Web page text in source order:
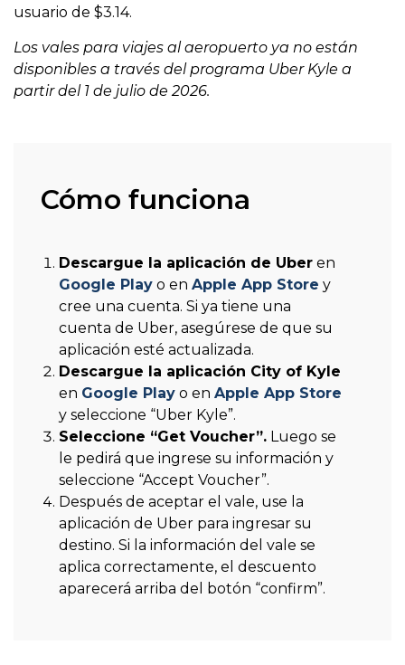
usuario de $3.14.
Los vales para viajes al aeropuerto ya no están
disponibles a través del programa Uber Kyle a
partir del 1 de julio de 2026.
Cómo funciona
Descargue la aplicación de Uber en
Google Play o en Apple App Store y
cree una cuenta. Si ya tiene una
cuenta de Uber, asegúrese de que su
aplicación esté actualizada.
Descargue la aplicación City of Kyle
en Google Play o en Apple App Store
y seleccione “Uber Kyle”.
Seleccione “Get Voucher”. Luego se
le pedirá que ingrese su información y
seleccione “Accept Voucher”.
Después de aceptar el vale, use la
aplicación de Uber para ingresar su
destino. Si la información del vale se
aplica correctamente, el descuento
aparecerá arriba del botón “confirm”.